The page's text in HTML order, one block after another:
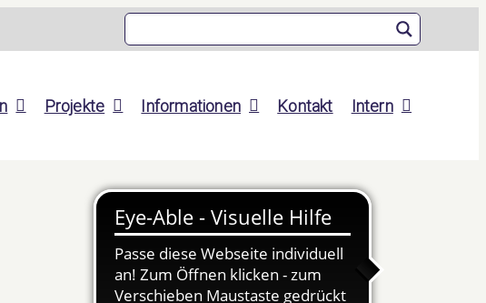
Projekte Informationen Kontakt Intern